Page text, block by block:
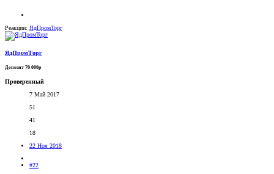
Реакции: ЯдПромТорг
ЯдПромТорг
Депозит 70 000р
Проверенный
7 Май 2017
51
41
18
22 Ноя 2018
#22